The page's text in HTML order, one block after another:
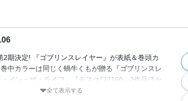
祐輔／「ＢＡＤＯＮ」オノ・ナツメ／「剣仙ヒョ
ヒョウキョク」原作：深見 真 作画：真じろう／
ジミなわたしとヘンなおじさん」長田
／「わたしの契約結婚にはウソがある。」原作：
画：諸星サロ／「君に二度目のさよならを。」原
モ 作画：蛸川蛸丸／「モスクワ2160」原作：蝸
イ／「お伽の匣のレト」著者：三部けい 助言・協
人 阿寒アイヌコンサルン／「結婚指輪物語」め
の毒姫は今日もかわいい」咲竹ちひろ／「ゴブリ
」原作：蝸牛くも（GA文庫／ＳＢクリエイティブ
瀬浩介 キャラクター原案：神奈月昇／「ゴブリ
期決定! 『ゴブリンスレイヤー』が表紙＆巻頭カ
中カラーは同じく蝸牛くもが贈る『ゴブリンスレ
・イン・ザ・ライフ』『モスクワ2160』2作品ほか
ォーズ：マンダロリアン』!!※紙で発行した雑誌
全て表示する